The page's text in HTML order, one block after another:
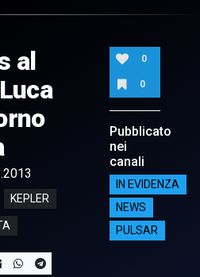
al
KEPLER
0
0
Pubblicato
nei
canali
IN EVIDENZA
NEWS
PULSAR